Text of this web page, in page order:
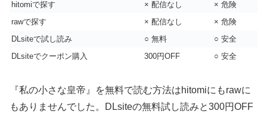
hitomiで探す
× 配信なし
× 危険
rawで探す
× 配信なし
× 危険
DLsiteで試し読み
○ 無料
○ 安全
DLsiteでクーポン購入
300円OFF ○ 安全
『私の小さな皇帝』を無料で読む方法はhitomiにもrawに
もありませんでした。DLsiteの無料試し読みと300円OFF